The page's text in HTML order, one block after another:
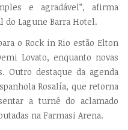
e agradável”, afirma
Lagune Barra Hotel.
o Rock in Rio estão Elton
Lovato, enquanto novas
Outro destaque da agenda
Rosalía, que retorna
a turnê do aclamado
na Farmasi Arena.